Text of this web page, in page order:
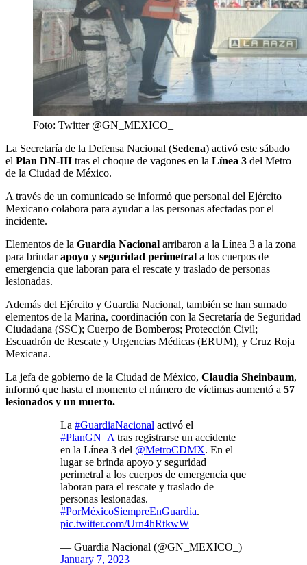
Foto: Twitter @GN_MEXICO_
La Secretaría de la Defensa Nacional (Sedena) activó este sábado
el Plan DN-III tras el choque de vagones en la Línea 3 del Metro
de la Ciudad de México.
A través de un comunicado se informó que personal del Ejército
Mexicano colabora para ayudar a las personas afectadas por el
incidente.
Elementos de la Guardia Nacional arribaron a la Línea 3 a la zona
para brindarapoyo y seguridad perimetral a los cuerpos de
emergencia que laboran para el rescate y traslado de personas
lesionadas.
Además del Ejército y Guardia Nacional, también se han sumado
elementos de la Marina, coordinación con la Secretaría de Seguridad
Ciudadana (SSC); Cuerpo de Bomberos; Protección Civil;
Escuadrón de Rescate y Urgencias Médicas (ERUM), y Cruz Roja
Mexicana.
La jefa de gobierno de la Ciudad de México, Claudia Sheinbaum,
informó que hasta el momento el número de víctimas aumentó a 57
lesionados y un muerto.
La #GuardiaNacional activó el
#PlanGN_A tras registrarse un accidente
en la Línea 3 del @MetroCDMX. En el
lugar se brinda apoyo y seguridad
perimetral a los cuerpos de emergencia que
laboran para el rescate y traslado de
personas lesionadas.
#PorMéxicoSiempreEnGuardia.
pic.twitter.com/Urn4hRtkwW
— Guardia Nacional (@GN_MEXICO_)
January 7, 2023